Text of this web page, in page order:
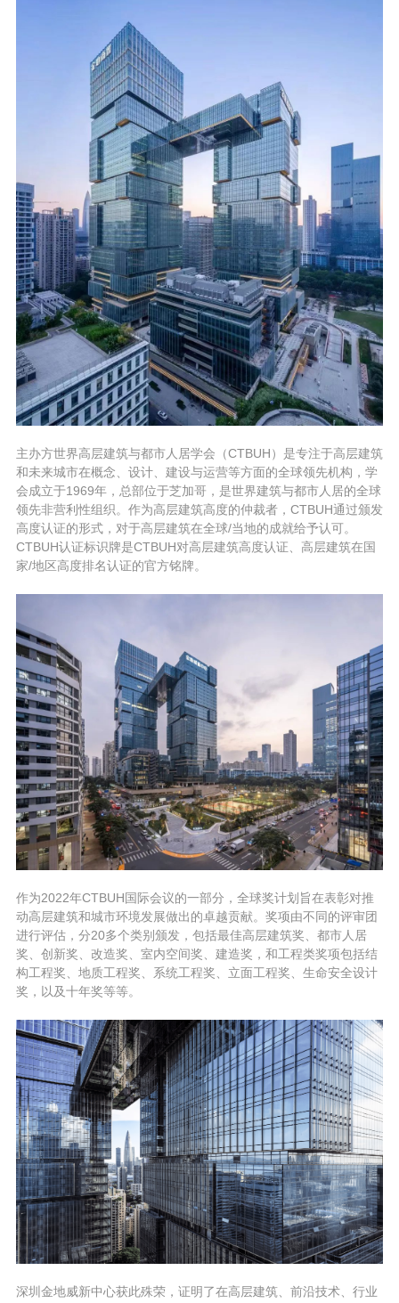
主办方世界高层建筑与都市人居学会（CTBUH）是专注于高层建筑
和未来城市在概念、设计、建设与运营等方面的全球领先机构，学
会成立于1969年，总部位于芝加哥，是世界建筑与都市人居的全球
领先非营利性组织。作为高层建筑高度的仲裁者，CTBUH通过颁发
高度认证的形式，对于高层建筑在全球/当地的成就给予认可。
CTBUH认证标识牌是CTBUH对高层建筑高度认证、高层建筑在国
家/地区高度排名认证的官方铭牌。
作为2022年CTBUH国际会议的一部分，全球奖计划旨在表彰对推
动高层建筑和城市环境发展做出的卓越贡献。奖项由不同的评审团
进行评估，分20多个类别颁发，包括最佳高层建筑奖、都市人居
奖、创新奖、改造奖、室内空间奖、建造奖，和工程类奖项包括结
构工程奖、地质工程奖、系统工程奖、立面工程奖、生命安全设计
奖，以及十年奖等等。
深圳金地威新中心获此殊荣，证明了在高层建筑、前沿技术、行业